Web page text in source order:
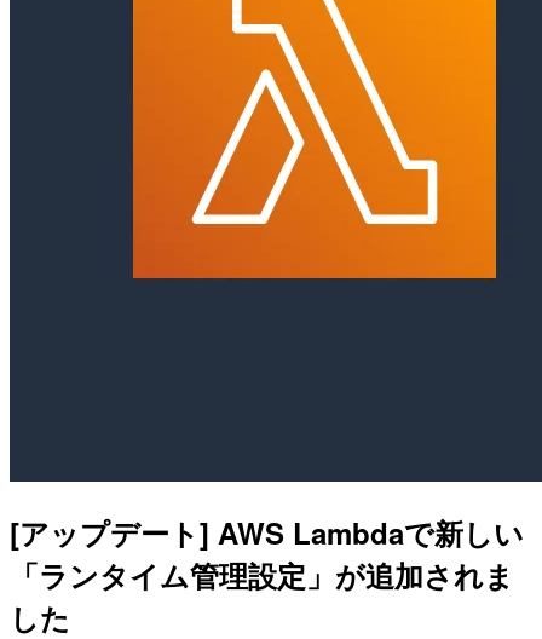
[アップデート] AWS Lambdaで新しい
「ランタイム管理設定」が追加されま
した